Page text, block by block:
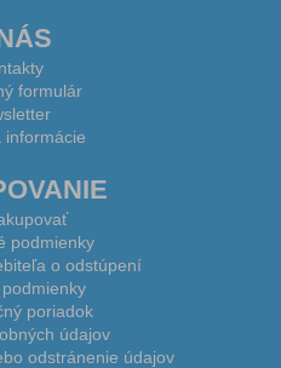
formulár
informácie
podmienky
o odstúpení
poriadok
údajov
odstránenie údajov